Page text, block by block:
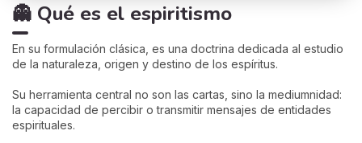
👻 Qué es el espiritismo
En su formulación clásica, es una doctrina dedicada al estudio
de la naturaleza, origen y destino de los espíritus.
Su herramienta central no son las cartas, sino la mediumnidad:
la capacidad de percibir o transmitir mensajes de entidades
espirituales.